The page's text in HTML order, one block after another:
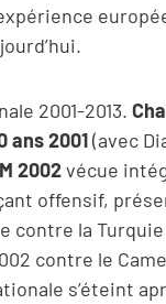
2001-2013.
ans 2001(avec
2002vécue
offensif,
contre la Turquie
contre le
s’éteint